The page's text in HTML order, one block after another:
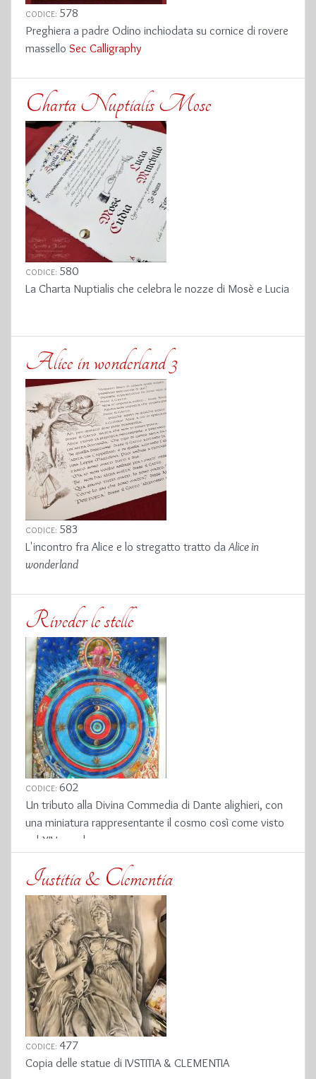
CODICE: 578
Preghiera a padre Odino inchiodata su cornice di rovere
massello Sec Calligraphy
Charta Nuptialis Mose
CODICE: 580
La Charta Nuptialis che celebra le nozze di Mosè e Lucia
Alice in wonderland 3
CODICE: 583
L'incontro fra Alice e lo stregatto tratto da Alice in
wonderland
Riveder le stelle
CODICE: 602
Un tributo alla Divina Commedia di Dante alighieri, con
una miniatura rappresentante il cosmo così come visto
nel XIV secolo.
Iustitia & Clementia
CODICE: 477
Copia delle statue di IVSTITIA & CLEMENTIA